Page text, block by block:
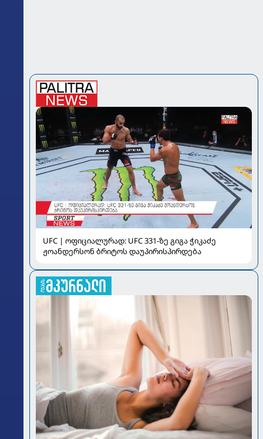
UFC | ოფიციალურად: UFC 331-ზე გიგა ჭიკაძე
ჟოანდერსონ ბრიტოს დაუპირისპირდება